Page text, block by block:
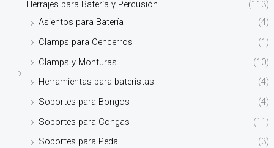
Herrajes para Batería y Percusión
(113)
Asientos para Batería
(4)
Clamps para Cencerros
(1)
Clamps y Monturas
(10)
Herramientas para bateristas
(4)
Soportes para Bongos
(4)
Soportes para Congas
(11)
Soportes para Pedal
(3)